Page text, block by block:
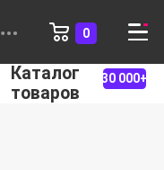
0
Каталог
товаров
30 000+